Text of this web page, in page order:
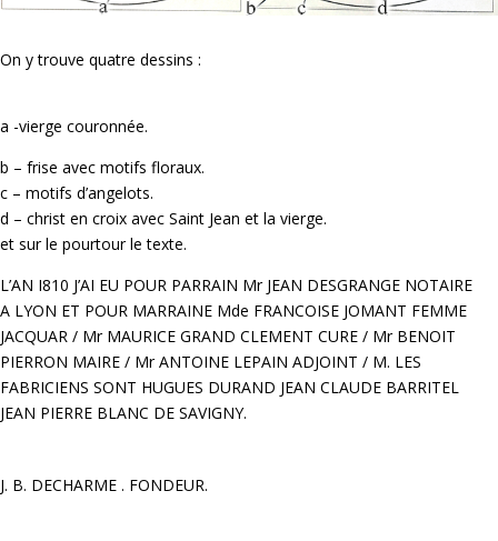
On y trouve quatre dessins :
a -vierge couronnée.
b – frise avec motifs floraux.
c – motifs d’angelots.
d – christ en croix avec Saint Jean et la vierge.
et sur le pourtour le texte.
L’AN I810 J’AI EU POUR PARRAIN Mr JEAN DESGRANGE NOTAIRE
A LYON ET POUR MARRAINE Mde FRANCOISE JOMANT FEMME
JACQUAR / Mr MAURICE GRAND CLEMENT CURE / Mr BENOIT
PIERRON MAIRE / Mr ANTOINE LEPAIN ADJOINT / M. LES
FABRICIENS SONT HUGUES DURAND JEAN CLAUDE BARRITEL
JEAN PIERRE BLANC DE SAVIGNY.
J. B. DECHARME . FONDEUR.